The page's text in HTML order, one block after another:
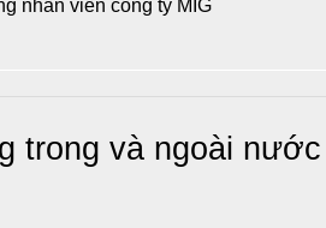
nhân viên công ty MIG
trong và ngoài